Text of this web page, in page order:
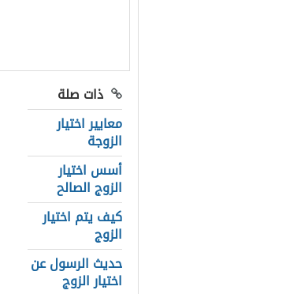
ذات صلة
معايير اختيار
الزوجة
أسس اختيار
الزوج الصالح
كيف يتم اختيار
الزوج
حديث الرسول عن
اختيار الزوج